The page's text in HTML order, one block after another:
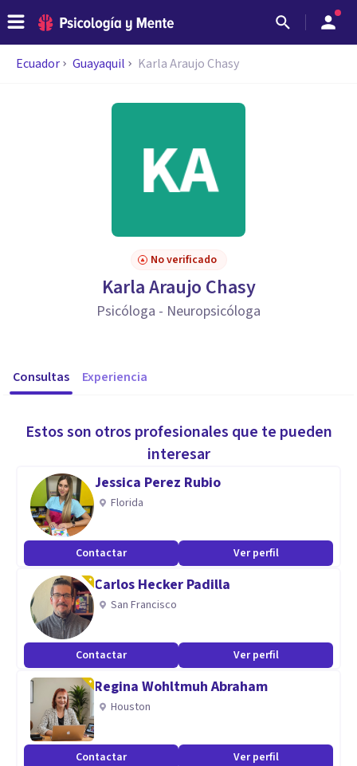
Ecuador Guayaquil Karla Araujo Chasy
No verificado
Karla Araujo Chasy
Psicóloga - Neuropsicóloga
Consultas Experiencia
Estos son otros profesionales que te pueden
interesar
Jessica Perez Rubio
Florida
Contactar Ver perfil
Carlos Hecker Padilla
San Francisco
Contactar Ver perfil
Regina Wohltmuh Abraham
Houston
Contactar Ver perfil